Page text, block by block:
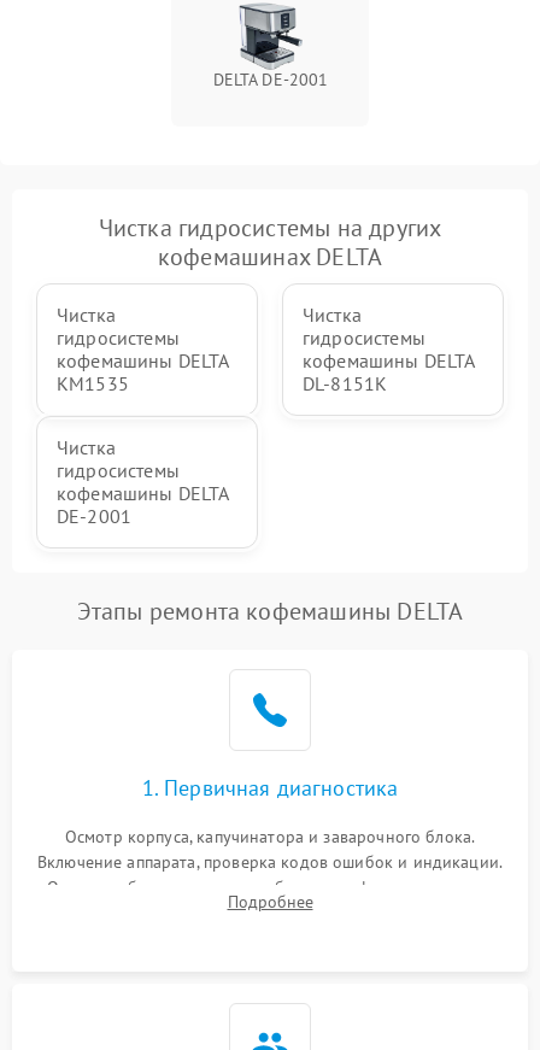
DELTA DE-2001
Чистка гидросистемы на других
кофемашинах DELTA
Чистка
гидросистемы
кофемашины DELTA
KM1535
Чистка
гидросистемы
кофемашины DELTA
DL-8151K
Чистка
гидросистемы
кофемашины DELTA
DE-2001
Этапы ремонта кофемашины DELTA
1. Первичная диагностика
Осмотр корпуса, капучинатора и заварочного блока.
Включение аппарата, проверка кодов ошибок и индикации.
Оценка работы помпы, термоблока и кофемолки на слух.
Измерение температуры и давления воды для выявления
Подробнее